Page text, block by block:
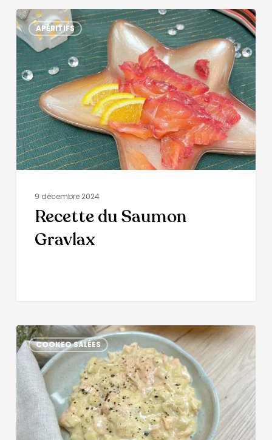
APÉRITIFS
9 décembre 2024
Recette du Saumon
Gravlax
COOKEO SALÉES